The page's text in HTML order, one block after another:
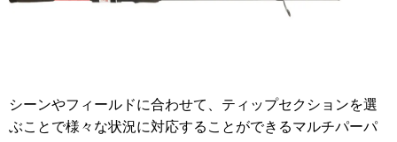
シーンやフィールドに合わせて、ティップセクションを選
ぶことで様々な状況に対応することができるマルチパーパ